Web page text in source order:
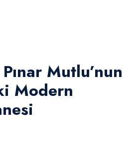
Mutlu’nun
Modern